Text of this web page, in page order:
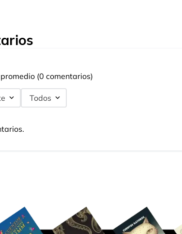
(0 comentarios)
Todos